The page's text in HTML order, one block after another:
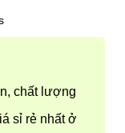
chất lượng
sỉ rẻ nhất ở